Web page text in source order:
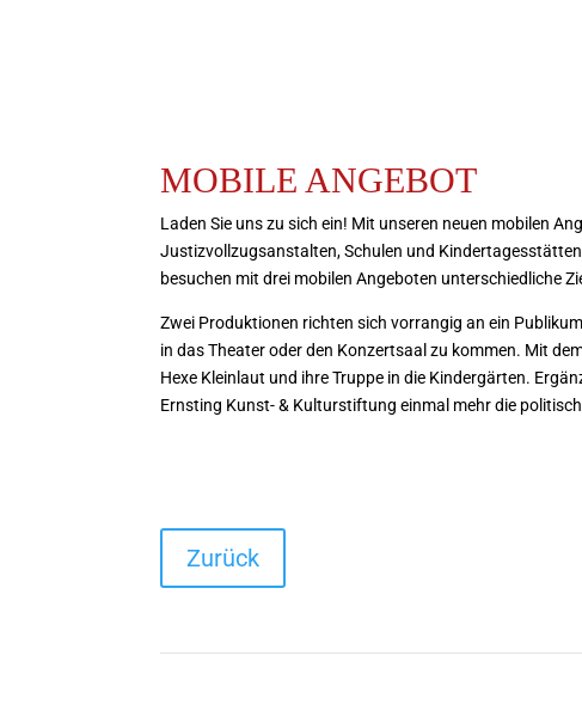
MOBILE ANGEBOT
Laden Sie uns zu sich ein! Mit unseren neuen mobilen An
Justizvollzugsanstalten, Schulen und
besuchen mit drei mobilen Angeboten unterschiedliche
Zwei Produktionen richten sich vorrangig an ein
in das Theater oder den Konzertsaal zu kommen. Mit
Hexe Kleinlaut und ihre Truppe in die Kindergärten.
Ernsting Kunst- & Kulturstiftung einmal mehr die
Zurück